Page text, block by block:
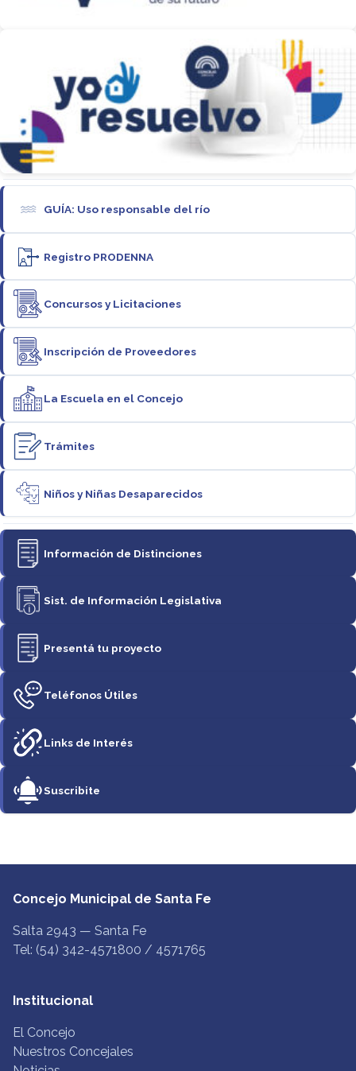
GUÍA: Uso responsable del río
Registro PRODENNA
Concursos y Licitaciones
Inscripción de Proveedores
La Escuela en el Concejo
Trámites
Niños y Niñas Desaparecidos
Información de Distinciones
Sist. de Información Legislativa
Presentá tu proyecto
Teléfonos Útiles
Links de Interés
Suscribite
Concejo Municipal de Santa Fe
Salta 2943 — Santa Fe
Tel: (54) 342-4571800 / 4571765
Institucional
El Concejo
Nuestros Concejales